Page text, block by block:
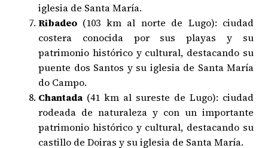
iglesia de Santa María.
Ribadeo (103 km al norte de Lugo): ciudad
costera conocida por sus playas y su
patrimonio histórico y cultural, destacando su
puente dos Santos y su iglesia de Santa María
do Campo.
Chantada (41 km al sureste de Lugo): ciudad
rodeada de naturaleza y con un importante
patrimonio histórico y cultural, destacando su
castillo de Doiras y su iglesia de Santa María.